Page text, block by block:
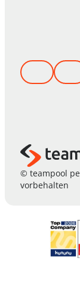
© teampool
vorbehalten